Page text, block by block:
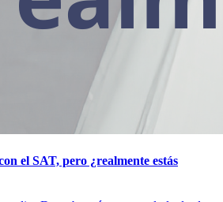
el SAT, pero ¿realmente estás